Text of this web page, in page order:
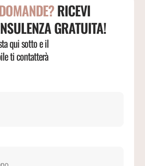
RICEVI
GRATUITA!
qui sotto e il
ti contatterà